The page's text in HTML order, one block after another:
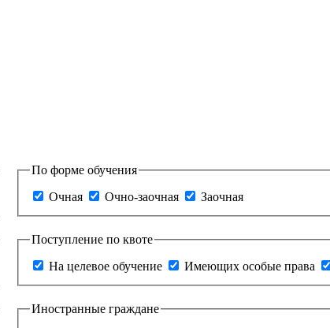
По форме обучения
Очная
Очно-заочная Заочная
Поступление по квоте
На целевое обучение
Имеющих особые права
Иностранные граждане